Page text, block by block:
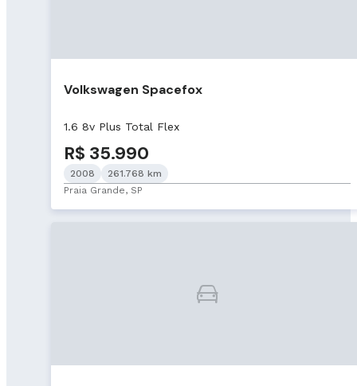
Volkswagen Spacefox
1.6 8v Plus Total Flex
R$ 35.990
2008
261.768 km
Praia Grande, SP